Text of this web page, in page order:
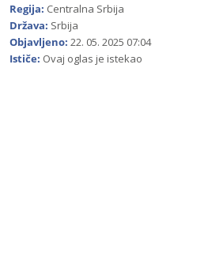
Regija: Centralna Srbija
Država: Srbija
Objavljeno: 22. 05. 2025 07:04
Ističe: Ovaj oglas je istekao